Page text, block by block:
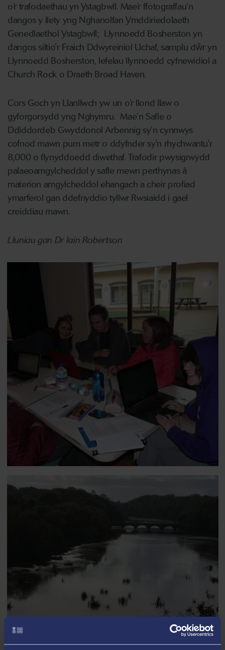
o’r trafodaethau yn Ystagbwll. Mae’r ffotograffau’n
dangos y llety yng Nghanolfan Ymddiriedolaeth
Genedlaethol Ystagbwll; Llynnoedd Bosherston yn
dangos siltio'r Fraich Ddwyreiniol Uchaf, samplu dŵr yn
Llynnoedd Bosherston, lefelau llynnoedd cyfnewidiol a
Church Rock o Draeth Broad Haven.
Cors Goch yn Llanllwch yw un o’r llond llaw o
gyforgorsydd yng Nghymru. Mae’n Safle o
Ddiddordeb Gwyddonol Arbennig sy’n cynnwys
cofnod mawn pum metr o ddyfnder sy'n rhychwantu'r
8,000 o flynyddoedd diwethaf. Trafodir pwysigrwydd
palaeoamgylcheddol y safle mewn perthynas â
materion amgylcheddol ehangach a cheir profiad
ymarferol gan ddefnyddio tyllwr Rwsiaidd i gael
creiddiau mawn.
Lluniau gan Dr Iain Robertson